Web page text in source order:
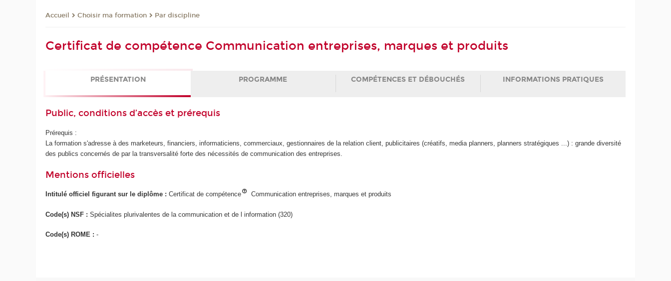
Accueil Choisir ma formation Par discipline
Certificat de compétence Communication entreprises, marques et produits
PRÉSENTATION PROGRAMME COMPÉTENCES ET DÉBOUCHÉS INFORMATIONS PRATIQUES
Public, conditions d’accès et prérequis
Prérequis :
La formation s'adresse à des marketeurs, financiers, informaticiens, commerciaux, gestionnaires de la relation client, publicitaires (créatifs, media planners, planners stratégiques ...) : grande diversité
des publics concernés de par la transversalité forte des nécessités de communication des entreprises.
Mentions officielles
Intitulé officiel figurant sur le diplôme :Certificat de compétence Communication entreprises, marques et produits
Code(s) NSF :Spécialites plurivalentes de la communication et de l information (320)
Code(s) ROME :-